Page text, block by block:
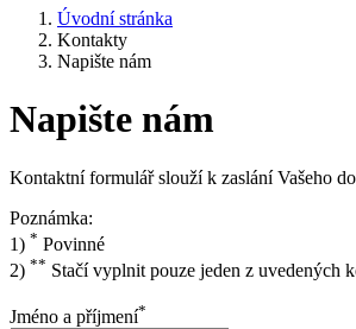
Úvodní stránka
Kontakty
Napište nám
Napište nám
Kontaktní formulář slouží k zaslání Vašeho
Poznámka:
1) * Povinné
2) ** Stačí vyplnit pouze jeden z uvedených
Jméno a příjmení*